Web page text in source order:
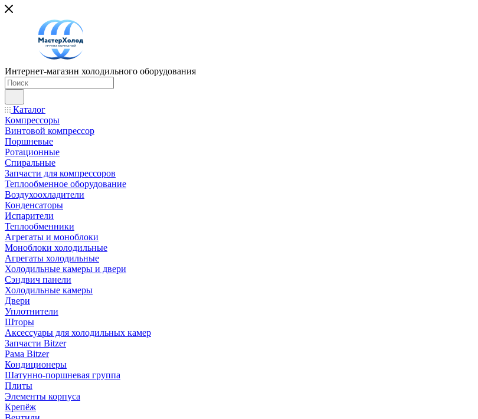
Интернет-магазин холодильного оборудования
Каталог
Компрессоры
Винтовой компрессор
Поршневые
Ротационные
Спиральные
Запчасти для компрессоров
Теплообменное оборудование
Воздухоохладители
Конденсаторы
Испарители
Теплообменники
Агрегаты и моноблоки
Моноблоки холодильные
Агрегаты холодильные
Холодильные камеры и двери
Сэндвич панели
Холодильные камеры
Двери
Уплотнители
Шторы
Аксессуары для холодильных камер
Запчасти Bitzer
Рама Bitzer
Кондиционеры
Шатунно-поршневая группа
Плиты
Элементы корпуса
Крепёж